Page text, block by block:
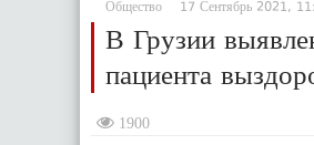
Общество 17 Сентябрь 2021,
В Грузии
пациента
1900